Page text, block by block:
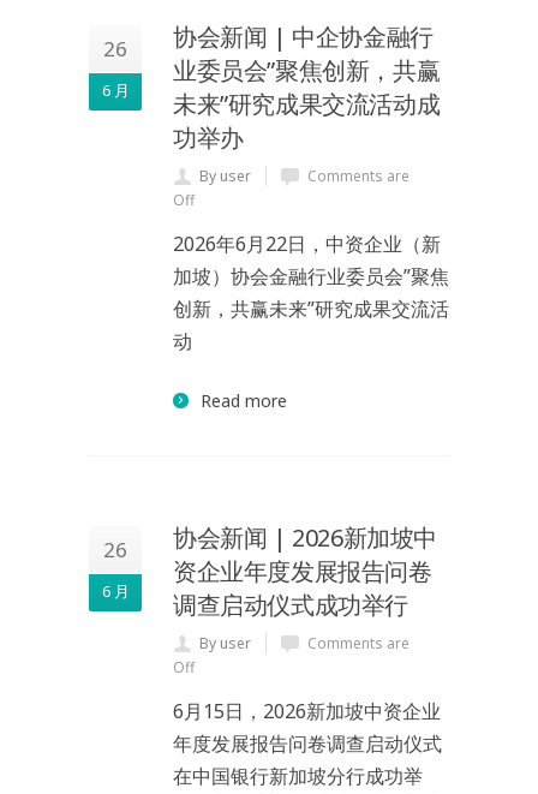
26
6 月
协会新闻 | 中企协金融行
业委员会”聚焦创新，共赢
未来”研究成果交流活动成
功举办
By user
Comments are
Off
2026年6月22日，中资企业（新
加坡）协会金融行业委员会”聚焦
创新，共赢未来”研究成果交流活
动
Read more
26
6 月
协会新闻 | 2026新加坡中
资企业年度发展报告问卷
调查启动仪式成功举行
By user
Comments are
Off
6月15日，2026新加坡中资企业
年度发展报告问卷调查启动仪式
在中国银行新加坡分行成功举